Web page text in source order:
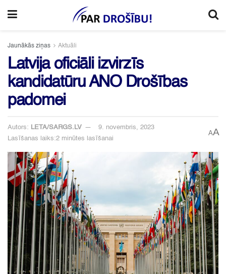
Jaunākās ziņas Aktuāli
Latvija oficiāli izvirzīs
kandidatūru ANO Drošības
padomei
Autors: LETA/SARGS.LV
9. novembris, 2023
Lasīšanas laiks:2 minūtes lasīšanai
AA